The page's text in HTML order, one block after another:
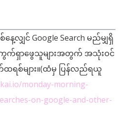
နေ့လျှင် Google Search မည်မျှရှိ
ကွက်ရှာဖွေသူများအတွက် အသုံးဝင်
ထရစ်များ။(ထံမှ ပြန်လည်ရယူ
monday-morning-
on-google-and-other-